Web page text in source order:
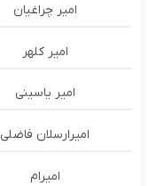
امیر چراغیان
امیر کلهر
امیر یاسینی
امیرارسلان فاضلی
امیرام